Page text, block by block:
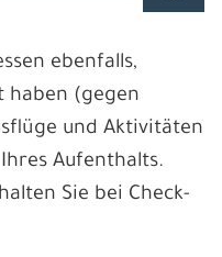
ebenfalls,
haben (gegen
und Aktivitäten
Aufenthalts.
Sie bei Check-